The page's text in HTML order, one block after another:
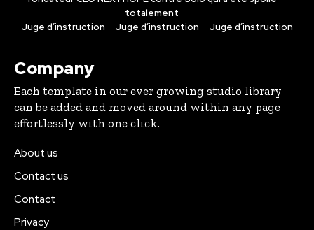
totalement
Juge d’instruction
Juge d’instruction Juge d’instruction
Company
Each template in our ever growing studio library
can be added and moved around within any page
effortlessly with one click.
About us
Contact us
Contact
Privacy